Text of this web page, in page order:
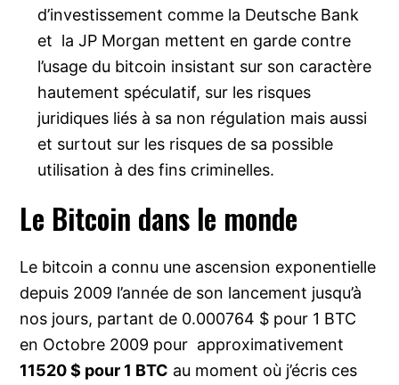
d’investissement comme la Deutsche Bank
et la JP Morgan mettent en garde contre
l’usage du bitcoin insistant sur son caractère
hautement spéculatif, sur les risques
juridiques liés à sa non régulation mais aussi
et surtout sur les risques de sa possible
utilisation à des fins criminelles.
Le Bitcoin dans le monde
Le bitcoin a connu une ascension exponentielle
depuis 2009 l’année de son lancement jusqu’à
nos jours, partant de 0.000764 $ pour 1 BTC
en Octobre 2009 pour approximativement
11520 $ pour 1 BTC au moment où j’écris ces